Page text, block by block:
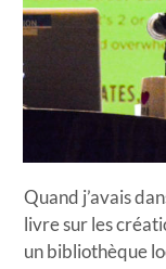
Quand j’avais
livre sur les
un bibliothèque